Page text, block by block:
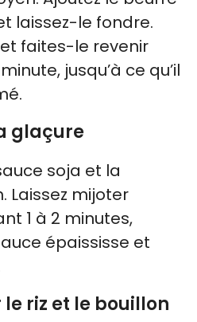
laissez-le fondre.
et faites-le revenir
jusqu’à ce qu’il
glaçure
soja et la
Laissez mijoter
1 à 2 minutes,
épaississe et
le riz et le bouillon